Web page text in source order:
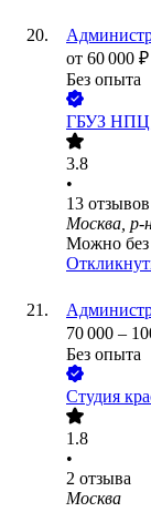
от 60 000 ₽
Без опыта
ГБУЗ НПЦ
3.8
•
13 отзывов
Москва, р-
Можно без
70 000 –
Без опыта
Студия
1.8
•
2 отзыва
Москва